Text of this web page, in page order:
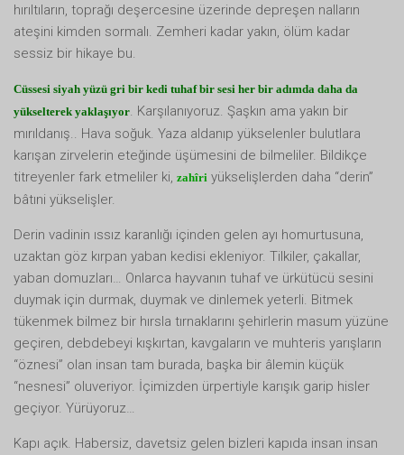
hırıltıların, toprağı deşercesine üzerinde depreşen nalların
ateşini kimden sormalı. Zemheri kadar yakın, ölüm kadar
sessiz bir hikaye bu.
Cüssesi siyah yüzü gri bir kedi tuhaf bir sesi her bir adımda daha da
yükselterek yaklaşıyor . Karşılanıyoruz. Şaşkın ama yakın bir
mırıldanış.. Hava soğuk. Yaza aldanıp yükselenler bulutlara
karışan zirvelerin eteğinde üşümesini de bilmeliler. Bildikçe
titreyenler fark etmeliler ki, zahîri yükselişlerden daha “derin”
bâtıni yükselişler.
Derin vadinin ıssız karanlığı içinden gelen ayı homurtusuna,
uzaktan göz kırpan yaban kedisi ekleniyor. Tilkiler, çakallar,
yaban domuzları… Onlarca hayvanın tuhaf ve ürkütücü sesini
duymak için durmak, duymak ve dinlemek yeterli. Bitmek
tükenmek bilmez bir hırsla tırnaklarını şehirlerin masum yüzüne
geçiren, debdebeyi kışkırtan, kavgaların ve muhteris yarışların
“öznesi” olan insan tam burada, başka bir âlemin küçük
“nesnesi” oluveriyor. İçimizden ürpertiyle karışık garip hisler
geçiyor. Yürüyoruz…
Kapı açık. Habersiz, davetsiz gelen bizleri kapıda insan insan